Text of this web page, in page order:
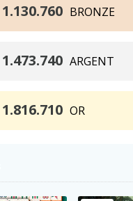
BRONZE
1.130.760
ARGENT
1.473.740
OR
1.816.710